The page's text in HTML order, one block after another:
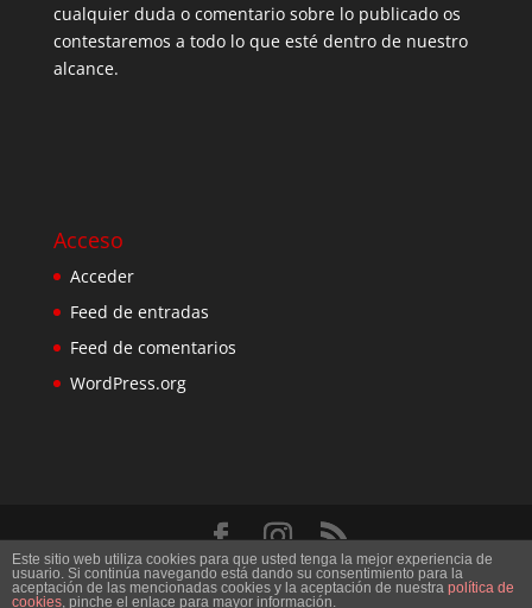
cualquier duda o comentario sobre lo publicado os
contestaremos a todo lo que esté dentro de nuestro
alcance.
Acceso
Acceder
Feed de entradas
Feed de comentarios
WordPress.org
Diseñado porElegant Themes| Desarrollado por
WordPress
Este sitio web utiliza cookies para que usted tenga la mejor experiencia de
usuario. Si continúa navegando está dando su consentimiento para la
aceptación de las mencionadas cookies y la aceptación de nuestra política de
cookies, pinche el enlace para mayor información.